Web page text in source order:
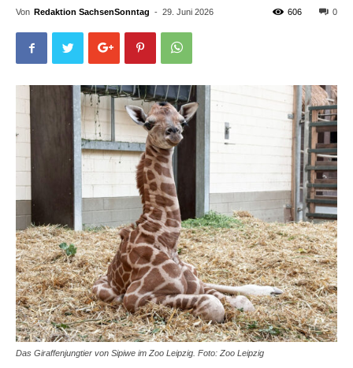
Von Redaktion SachsenSonntag - 29. Juni 2026 0
606
Das Giraffenjungtier von Sipiwe im Zoo Leipzig. Foto: Zoo Leipzig